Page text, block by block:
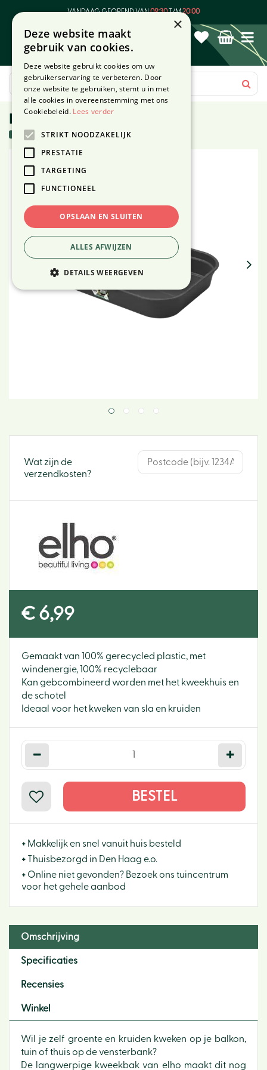
VANDAAG GEOPEND VAN09:30T/M20:00
73 stuks in voorraad
Wat zijn de
verzendkosten?
€ 6,99
Gemaakt van 100% gerecycled plastic, met
windenergie, 100% recyclebaar
Kan gebcombineerd worden met het kweekhuis en
de schotel
Ideaal voor het kweken van sla en kruiden
+ Makkelijk en snel vanuit huis besteld
+ Thuisbezorgd in Den Haag e.o.
+ Online niet gevonden? Bezoek ons tuincentrum
voor het gehele aanbod
Omschrijving
Specificaties
Recensies
Winkel
Wil je zelf groente en kruiden kweken op je balkon,
tuin of thuis op de vensterbank?
De langwerpige kweekbak van elho maakt dit nog
×
Deze website maakt
gebruik van cookies.
Deze website gebruikt cookies om uw
gebruikerservaring te verbeteren. Door
onze website te gebruiken, stemt u in met
alle cookies in overeenstemming met ons
Cookiebeleid. Lees verder
STRIKT NOODZAKELIJK
PRESTATIE
TARGETING
FUNCTIONEEL
OPSLAAN EN SLUITEN
ALLES AFWIJZEN
DETAILS WEERGEVEN